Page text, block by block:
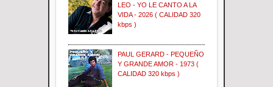
LEO - YO LE CANTO A LA
VIDA - 2026 ( CALIDAD 320
kbps )
PAUL GERARD - PEQUEÑO
Y GRANDE AMOR - 1973 (
CALIDAD 320 kbps )